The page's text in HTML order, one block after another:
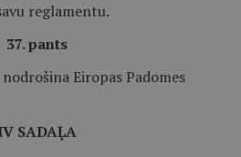
reglamentu.
37. pants
Eiropas Padomes
SADAĻA